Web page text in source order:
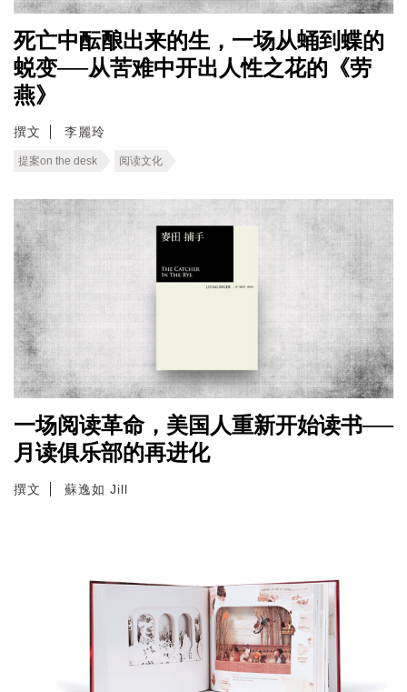
死亡中酝酿出来的生，一场从蛹到蝶的
蜕变──从苦难中开出人性之花的《劳
燕》
撰文 李麗玲
提案on the desk 阅读文化
一场阅读革命，美国人重新开始读书──
月读俱乐部的再进化
撰文 蘇逸如 Jill